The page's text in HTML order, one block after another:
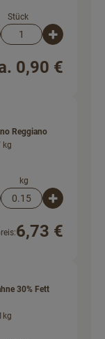
Stück
0,90 €
Reggiano
kg
kg
6,73 €
30% Fett